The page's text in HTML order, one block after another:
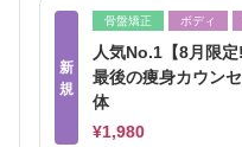
新
規
骨盤矯正 ボディ
人気No.1【8月限
最後の痩身カウン
体
¥1,980